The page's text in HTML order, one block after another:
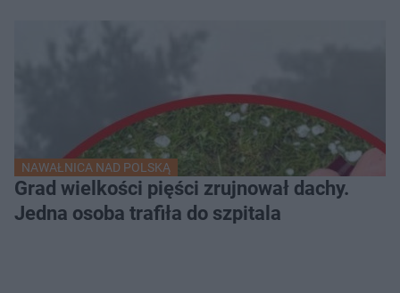
NAWAŁNICA NAD POLSKĄ
Grad wielkości pięści zrujnował dachy.
Jedna osoba trafiła do szpitala